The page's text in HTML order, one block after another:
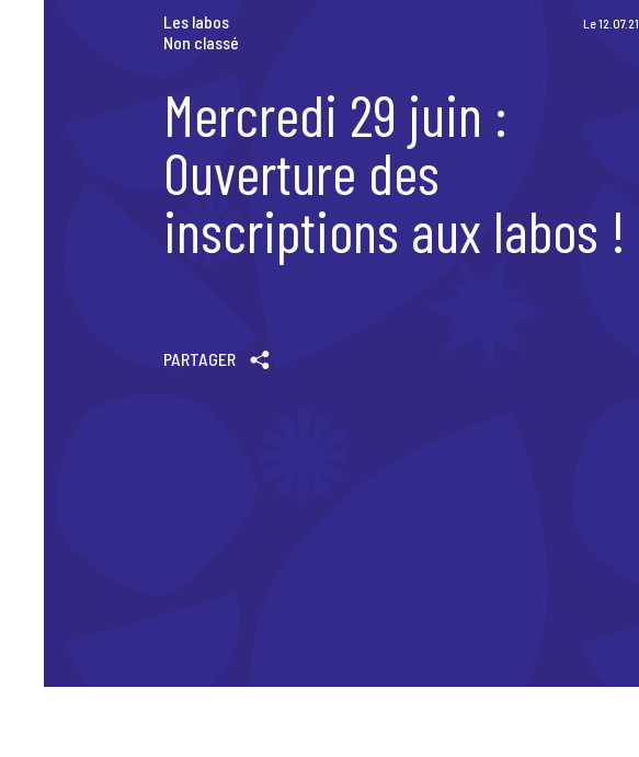
Scène News – Le blog du labo médias
Les labos
Non classé
Le 12.07.21
Mercredi 29 juin :
Ouverture des
inscriptions aux labos !
PARTAGER